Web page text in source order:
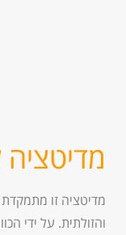
מדיטציה זו
והזולתית. על ידי